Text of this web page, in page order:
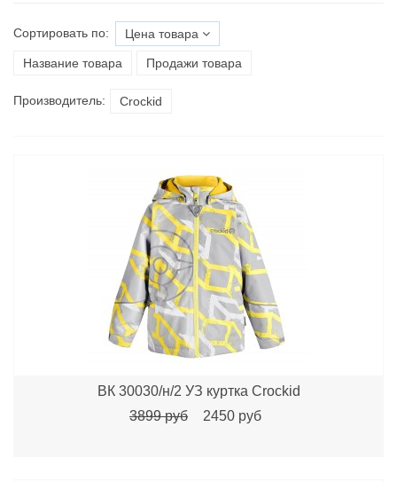
Сортировать по: Цена товара
Название товара Продажи товара
Производитель: Croсkid
ВК 30030/н/2 УЗ куртка Crockid
3899 руб
2450 руб